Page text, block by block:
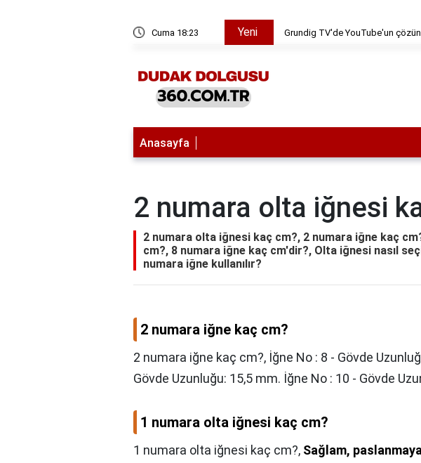
Cuma 18:23 Yeni
çözünürlüğünü nasıl ayarlayabilirim? Grundig TV'de YouTube'un
Anasayfa
2 numara olta iğnesi
2 numara olta iğnesi kaç cm?, 2 numara iğne kaç
cm?, 8 numara iğne kaç cm'dir?, Olta iğnesi nasıl
numara iğne kullanılır?
2 numara iğne kaç cm?
2 numara iğne kaç cm?, İğne No : 8 - Gövde
Gövde Uzunluğu: 15,5 mm. İğne No : 10 - Gövde
1 numara olta iğnesi kaç cm?
1 numara olta iğnesi kaç cm?, Sağlam,